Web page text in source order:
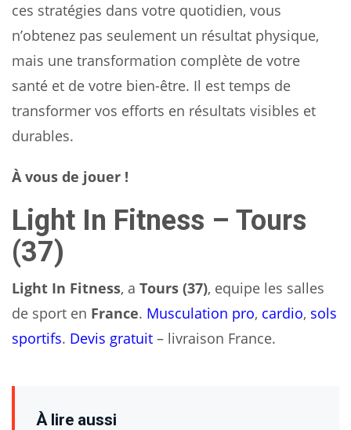
ces stratégies dans votre quotidien, vous
n’obtenez pas seulement un résultat physique,
mais une transformation complète de votre
santé et de votre bien-être. Il est temps de
transformer vos efforts en résultats visibles et
durables.
À vous de jouer !
Light In Fitness – Tours
(37)
Light In Fitness, a Tours (37), equipe les salles
de sport en France. Musculation pro, cardio, sols
sportifs. Devis gratuit – livraison France.
À lire aussi